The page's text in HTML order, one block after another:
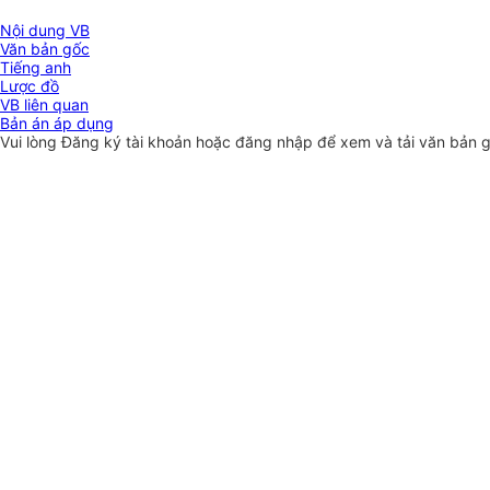
Nội dung VB
Văn bản gốc
Tiếng anh
Lược đồ
VB liên quan
Bản án áp dụng
Vui lòngĐăng ký tài khoản hoặc đăng nhập để xem và tải văn bản